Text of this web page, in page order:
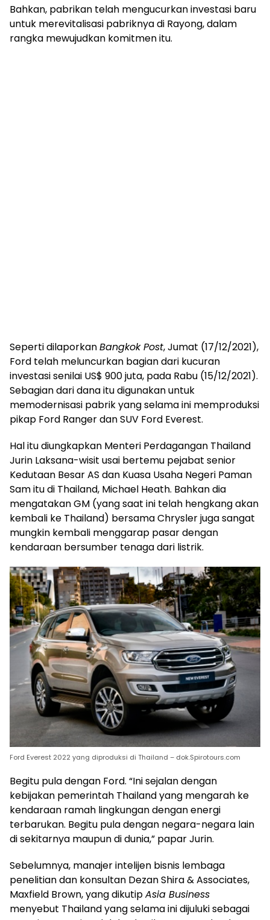
Bahkan, pabrikan telah mengucurkan investasi baru
untuk merevitalisasi pabriknya di Rayong, dalam
rangka mewujudkan komitmen itu.
Seperti dilaporkanBangkok Post, Jumat (17/12/2021),
Ford telah meluncurkan bagian dari kucuran
investasi senilai US$ 900 juta, pada Rabu (15/12/2021).
Sebagian dari dana itu digunakan untuk
memodernisasi pabrik yang selama ini memproduksi
pikap Ford Ranger dan SUV Ford Everest.
Hal itu diungkapkan Menteri Perdagangan Thailand
Jurin Laksana-wisit usai bertemu pejabat senior
Kedutaan Besar AS dan Kuasa Usaha Negeri Paman
Sam itu di Thailand, Michael Heath. Bahkan dia
mengatakan GM (yang saat ini telah hengkang akan
kembali ke Thailand) bersama Chrysler juga sangat
mungkin kembali menggarap pasar dengan
kendaraan bersumber tenaga dari listrik.
Ford Everest 2022 yang diproduksi di Thailand – dok.Spirotours.com
Begitu pula dengan Ford. “Ini sejalan dengan
kebijakan pemerintah Thailand yang mengarah ke
kendaraan ramah lingkungan dengan energi
terbarukan. Begitu pula dengan negara-negara lain
di sekitarnya maupun di dunia,” papar Jurin.
Sebelumnya, manajer intelijen bisnis lembaga
penelitian dan konsultan Dezan Shira & Associates,
Maxfield Brown, yang dikutipAsia Business
menyebut Thailand yang selama ini dijuluki sebagai